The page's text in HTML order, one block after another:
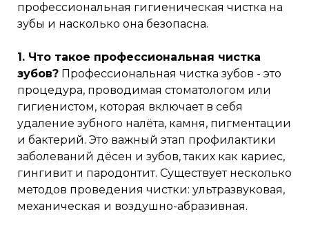
профессиональная гигиеническая чистка на
зубы и насколько она безопасна.
1. Что такое профессиональная чистка
зубов? Профессиональная чистка зубов - это
процедура, проводимая стоматологом или
гигиенистом, которая включает в себя
удаление зубного налёта, камня, пигментации
и бактерий. Это важный этап профилактики
заболеваний дёсен и зубов, таких как кариес,
гингивит и пародонтит. Существует несколько
методов проведения чистки: ультразвуковая,
механическая и воздушно-абразивная.